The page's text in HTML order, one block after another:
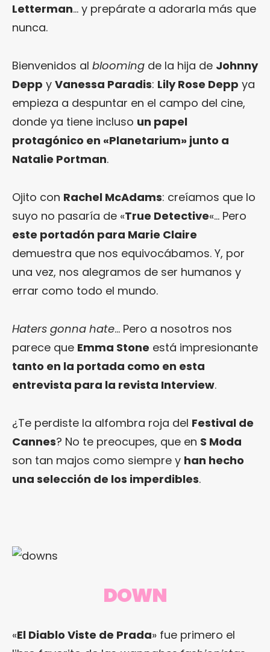
Letterman… y prepárate a adorarla más que
nunca.
Bienvenidos al blooming de la hija de Johnny
Depp y Vanessa Paradis: Lily Rose Depp ya
empieza a despuntar en el campo del cine,
donde ya tiene incluso un papel
protagónico en «Planetarium» junto a
Natalie Portman.
Ojito con Rachel McAdams: creíamos que lo
suyo no pasaría de «True Detective«… Pero
este portadón para Marie Claire
demuestra que nos equivocábamos. Y, por
una vez, nos alegramos de ser humanos y
errar como todo el mundo.
Haters gonna hate… Pero a nosotros nos
parece que Emma Stone está impresionante
tanto en la portada como en esta
entrevista para la revista Interview.
¿Te perdiste la alfombra roja del Festival de
Cannes? No te preocupes, que en S Moda
son tan majos como siempre y han hecho
una selección de los imperdibles.
DOWN
«El Diablo Viste de Prada» fue primero el